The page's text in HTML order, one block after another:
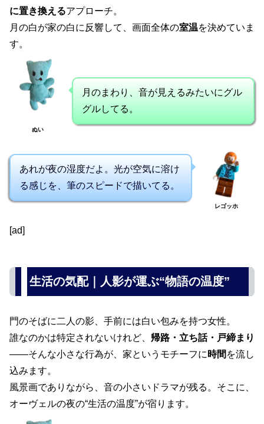
に置き換えるアプローチ。
月の白が家の白に反響して、画面全体の室温を決めていま
す。
ぬい
月のまわり、音が見えるみたいにグル
グルしてる。
あれが夜の湿度だよ。光が空気に溶け
る感じを、筆のスピードで描いてる。
レゴッホ
[ad]
生活の気配｜人影が運ぶ“物語の温度”
門のそばに二人の影、手前には白い包みを持つ女性。
誰なのかは特定されないけれど、 帰路・立ち話・戸締まり
――そんな小さな行為が、家というモチーフに 時間 を流し
込みます。
風景画でありながら、音の小さいドラマが残る。そこに、
オーヴェルの夜の“生活の温度”が宿ります。